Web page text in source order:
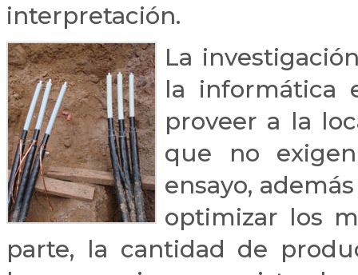
interpretación.
La
la informática
proveer a la
que no
ensayo,
optimizar los
parte, la cantidad de